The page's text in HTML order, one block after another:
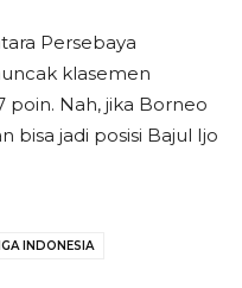
Persebaya
klasemen
poin. Nah, jika Borneo
bisa jadi posisi Bajul Ijo
INDONESIA